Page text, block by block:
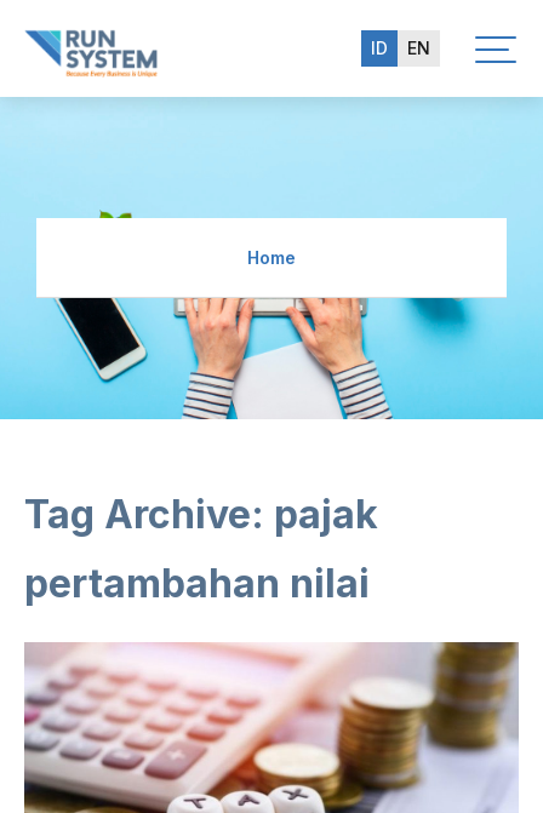
ID EN
Home
Tag Archive: pajak
pertambahan nilai